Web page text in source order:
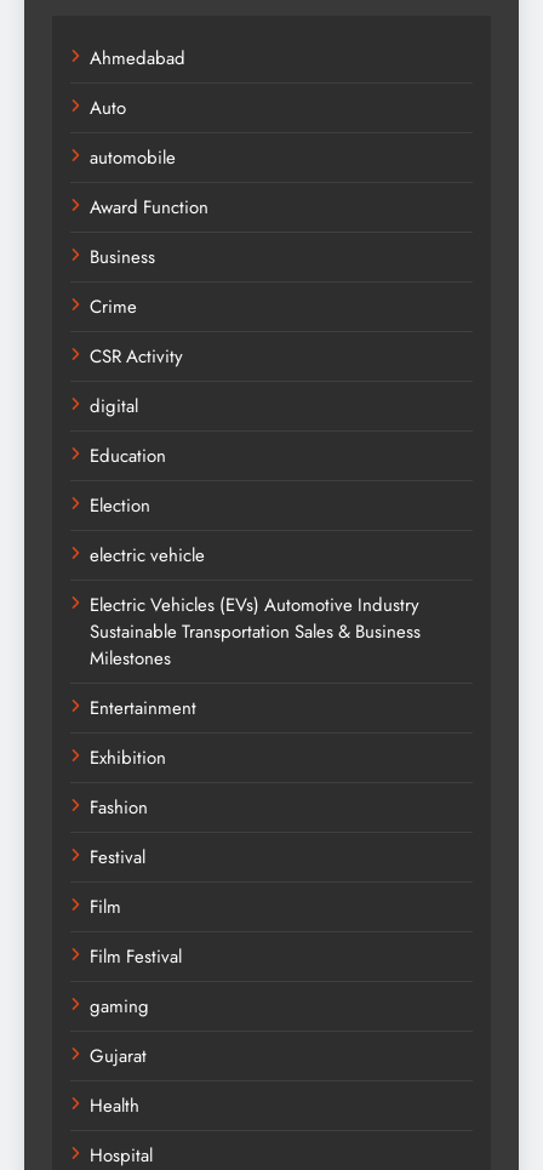
Ahmedabad
Auto
automobile
Award Function
Business
Crime
CSR Activity
digital
Education
Election
electric vehicle
Electric Vehicles (EVs) Automotive Industry
Sustainable Transportation Sales & Business
Milestones
Entertainment
Exhibition
Fashion
Festival
Film
Film Festival
gaming
Gujarat
Health
Hospital